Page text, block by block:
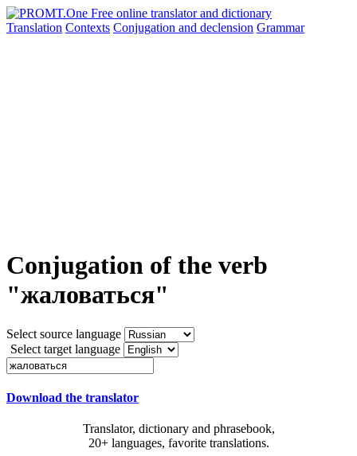
Translation Contexts Conjugation and declension Grammar
Conjugation of the verb
"жаловаться"
Select source language
Select target language
Download the translator
Translator, dictionary and phrasebook,
20+ languages, favorite translations.